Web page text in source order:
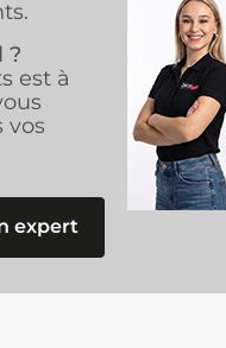
?
est à
vos
expert